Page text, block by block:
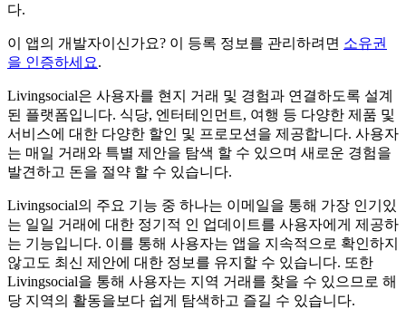
다.
이 앱의 개발자이신가요? 이 등록 정보를 관리하려면 소유권
을 인증하세요.
Livingsocial은 사용자를 현지 거래 및 경험과 연결하도록 설계
된 플랫폼입니다. 식당, 엔터테인먼트, 여행 등 다양한 제품 및
서비스에 대한 다양한 할인 및 프로모션을 제공합니다. 사용자
는 매일 거래와 특별 제안을 탐색 할 수 있으며 새로운 경험을
발견하고 돈을 절약 할 수 있습니다.
Livingsocial의 주요 기능 중 하나는 이메일을 통해 가장 인기있
는 일일 거래에 대한 정기적 인 업데이트를 사용자에게 제공하
는 기능입니다. 이를 통해 사용자는 앱을 지속적으로 확인하지
않고도 최신 제안에 대한 정보를 유지할 수 있습니다. 또한
Livingsocial을 통해 사용자는 지역 거래를 찾을 수 있으므로 해
당 지역의 활동을보다 쉽게 ​​탐색하고 즐길 수 있습니다.